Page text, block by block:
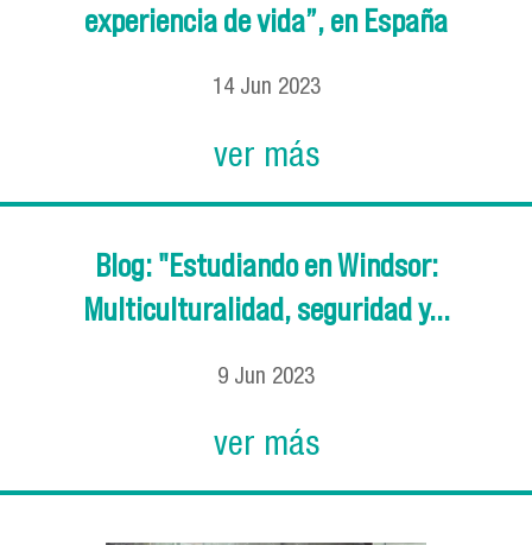
experiencia de vida”, en España
14 Jun 2023
ver más
Blog: "Estudiando en Windsor:
Multiculturalidad, seguridad y...
9 Jun 2023
ver más